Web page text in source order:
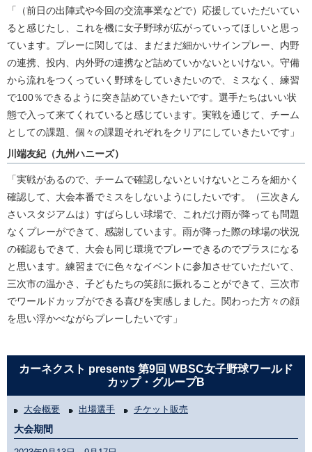
「（前日の出陣式や今回の交流事業などで）応援していただいてい
ると感じたし、これを機に女子野球が広がっていってほしいと思っ
ています。プレーに関しては、まだまだ細かいサインプレー、内野
の連携、投内、内外野の連携など詰めていかないといけない。守備
から流れをつくっていく野球をしていきたいので、ミスなく、練習
で100％できるように突き詰めていきたいです。選手たちはいい状
態で入って来てくれていると感じています。実戦を通じて、チーム
としての課題、個々の課題それぞれをクリアにしていきたいです」
川端友紀（九州ハニーズ）
「実戦があるので、チームで確認しないといけないところを細かく
確認して、大会本番でミスをしないようにしたいです。（三次きん
さいスタジアムは）すばらしい球場で、これだけ雨が降っても問題
なくプレーができて、感謝しています。雨が降った際の球場の状況
の確認もできて、大会も同じ環境でプレーできるのでプラスになる
と思います。練習までに色々なイベントに参加させていただいて、
三次市の温かさ、子どもたちの笑顔に振れることができて、三次市
でワールドカップができる喜びを実感しました。関わった方々の顔
を思い浮かべながらプレーしたいです」
カーネクスト presents 第9回 WBSC女子野球ワールド
カップ・グループB
大会概要 出場選手 チケット販売
大会期間